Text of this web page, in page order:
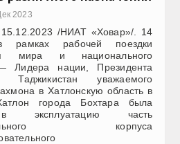
2023
/НИАТ «Ховар»/. 14
рамках рабочей поездки
мира и национального
Лидера нации, Президента
Таджикистан уважаемого
в Хатлонскую область в
города Бохтара была
эксплуатацию часть
корпуса